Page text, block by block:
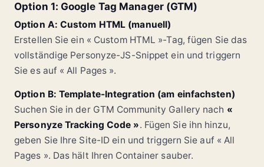
Option 1: Google Tag Manager (GTM)
Option A: Custom HTML (manuell)
Erstellen Sie ein « Custom HTML »-Tag, fügen Sie das
vollständige Personyze-JS-Snippet ein und triggern
Sie es auf « All Pages ».
Option B: Template-Integration (am einfachsten)
Suchen Sie in der GTM Community Gallery nach «
Personyze Tracking Code ». Fügen Sie ihn hinzu,
geben Sie Ihre Site-ID ein und triggern Sie auf « All
Pages ». Das hält Ihren Container sauber.